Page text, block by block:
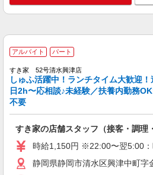
【月給】200,000円〜
（4月） 寸志あり：
キープ
派遣社員
株式会社アイエーイー
時給1,273円 交通
の交通費上限＝79円
静岡県静岡市清
アルバイト パート
すき家 52号清水興津店
しゅふ活躍中！ランチタイム大歓迎
日2h〜応相談♪未経験／扶養内勤務
不要
すき家の店舗スタッフ（接客・調理
時給1,150円 ※22:00〜翌5:00
静岡県静岡市清水区興津中町字